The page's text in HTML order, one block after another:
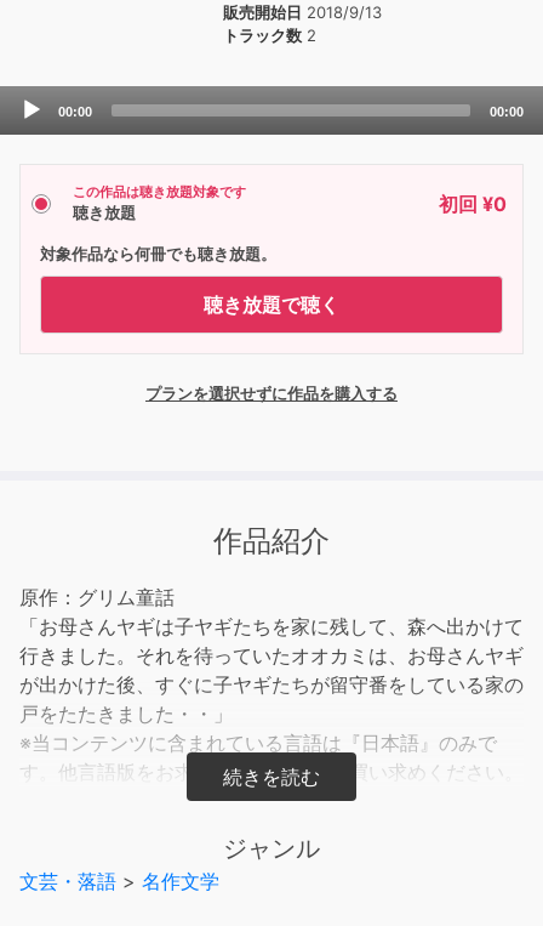
販売開始日 2018/9/13
トラック数 2
Audio
00:00 00:00
この作品は聴き放題対象です
聴き放題 初回 ¥0
対象作品なら何冊でも聴き放題。
聴き放題で聴く
プランを選択せずに作品を購入する
作品紹介
原作：グリム童話
「お母さんヤギは子ヤギたちを家に残して、森へ出かけて
行きました。それを待っていたオオカミは、お母さんヤギ
が出かけた後、すぐに子ヤギたちが留守番をしている家の
戸をたたきました・・」
※当コンテンツに含まれている言語は『日本語』のみで
す。他言語版をお求めの方は、別途お買い求めください。
BGMなし版もセットで収録されています。別売りのイラ
言語学習用にも最適です。
公式サイト http://yellow-bird.info
ジャンル
文芸・落語 > 名作文学